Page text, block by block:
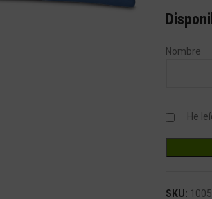
Nombre
He
SKU: